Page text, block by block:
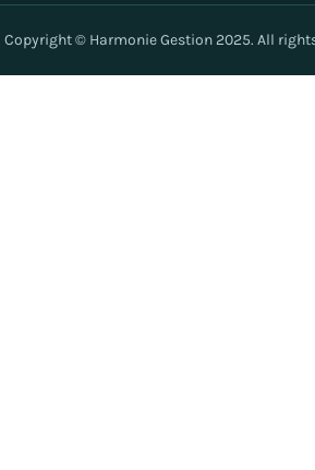
Copyright © Harmonie Gestion 2025. All